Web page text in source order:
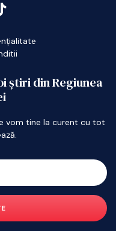
știri din Regiunea
vom tine la curent cu tot